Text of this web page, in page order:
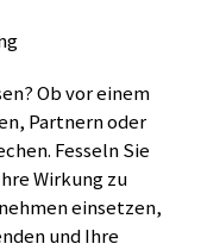
Ob vor einem
Partnern oder
Fesseln Sie
Wirkung zu
einsetzen,
und Ihre